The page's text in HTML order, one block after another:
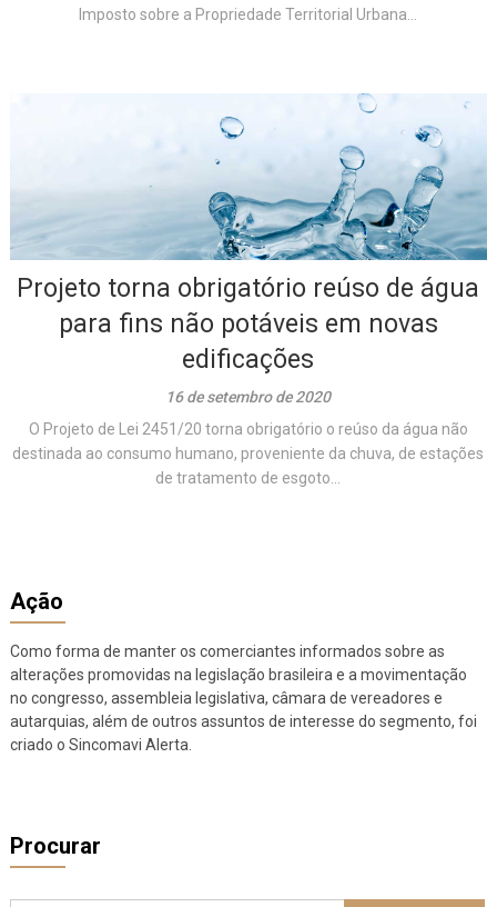
Imposto sobre a Propriedade Territorial Urbana...
Projeto torna obrigatório reúso de água
para fins não potáveis em novas
edificações
16 de setembro de 2020
O Projeto de Lei 2451/20 torna obrigatório o reúso da água não
destinada ao consumo humano, proveniente da chuva, de estações
de tratamento de esgoto...
Ação
Como forma de manter os comerciantes informados sobre as
alterações promovidas na legislação brasileira e a movimentação
no congresso, assembleia legislativa, câmara de vereadores e
autarquias, além de outros assuntos de interesse do segmento, foi
criado o Sincomavi Alerta.
Procurar